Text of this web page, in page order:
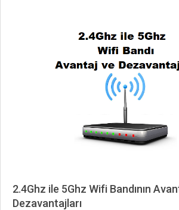
2.4Ghz ile 5Ghz Wifi Bandının
Dezavantajları